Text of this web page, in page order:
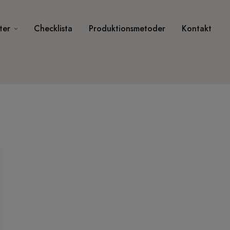
Checklista Produktionsmetoder Kontakt